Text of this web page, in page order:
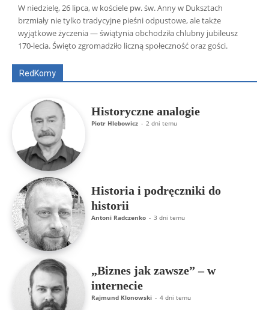
W niedzielę, 26 lipca, w kościele pw. św. Anny w Duksztach
brzmiały nie tylko tradycyjne pieśni odpustowe, ale także
wyjątkowe życzenia — świątynia obchodziła chlubny jubileusz
170-lecia. Święto zgromadziło liczną społeczność oraz gości.
RedKomy
Wszyscy Aleksander Borowik
Antoni Radczenko
Artur Płokszto
Grzegorz Górny
ks. Jarosław Wąsowicz SDB
Piotr Hlebowicz
Historyczne analogie
Piotr Hlebowicz - 2 dni temu
Historia i podręczniki do
historii
Antoni Radczenko - 3 dni temu
„Biznes jak zawsze” – w
internecie
Rajmund Klonowski - 4 dni temu